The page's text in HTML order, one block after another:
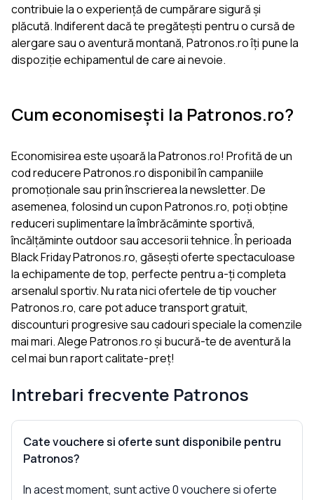
contribuie la o experiență de cumpărare sigură și
plăcută. Indiferent dacă te pregătești pentru o cursă de
alergare sau o aventură montană, Patronos.ro îți pune la
dispoziție echipamentul de care ai nevoie.
Cum economisești la Patronos.ro?
Economisirea este ușoară la Patronos.ro! Profită de un
cod reducere Patronos.ro disponibil în campaniile
promoționale sau prin înscrierea la newsletter. De
asemenea, folosind un cupon Patronos.ro, poți obține
reduceri suplimentare la îmbrăcăminte sportivă,
încălțăminte outdoor sau accesorii tehnice. În perioada
Black Friday Patronos.ro, găsești oferte spectaculoase
la echipamente de top, perfecte pentru a-ți completa
arsenalul sportiv. Nu rata nici ofertele de tip voucher
Patronos.ro, care pot aduce transport gratuit,
discounturi progresive sau cadouri speciale la comenzile
mai mari. Alege Patronos.ro și bucură-te de aventură la
cel mai bun raport calitate-preț!
Intrebari frecvente Patronos
Cate vouchere si oferte sunt disponibile pentru
Patronos?
In acest moment, sunt active 0 vouchere si oferte